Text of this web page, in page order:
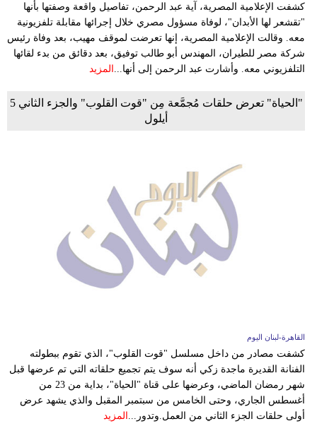
كشفت الإعلامية المصرية، آية عبد الرحمن، تفاصيل واقعة وصفتها بأنها
"تقشعر لها الأبدان"، لوفاة مسؤول مصري خلال إجرائها مقابلة تلفزيونية
معه. وقالت الإعلامية المصرية، إنها تعرضت لموقف مهيب، بعد وفاة رئيس
شركة مصر للطيران، المهندس أبو طالب توفيق، بعد دقائق من بدء لقائها
التلفزيوني معه. وأشارت عبد الرحمن إلى أنها... المزيد
"الحياة" تعرض حلقات مُجمَّعة مِن "قوت القلوب" والجزء الثاني 5
أيلول
القاهرة-لبنان اليوم
كشفت مصادر من داخل مسلسل "قوت القلوب"، الذي تقوم ببطولته
الفنانة القديرة ماجدة زكي أنه سوف يتم تجميع حلقاته التي تم عرضها قبل
شهر رمضان الماضي، وعرضها على قناة "الحياة"، بداية من 23 من
أغسطس الجاري، وحتى الخامس من سبتمبر المقبل والذي يشهد عرض
أولى حلقات الجزء الثاني من العمل.وتدور... المزيد